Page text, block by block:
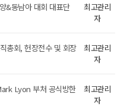
&동남아 대회 대표단
최고관리
자
총회, 헌장전수 및 회장
최고관리
자
Lyon 부처 공식방한
최고관리
자